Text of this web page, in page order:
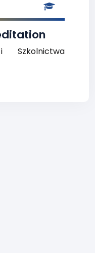
Szkolnictwa